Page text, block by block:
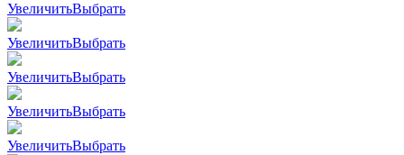
УвеличитьВыбрать
УвеличитьВыбрать
УвеличитьВыбрать
УвеличитьВыбрать
УвеличитьВыбрать